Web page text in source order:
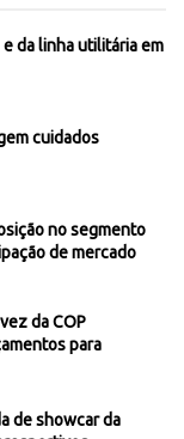
da linha utilitária em
cuidados
no segmento
de mercado
da COP
para
de showcar da